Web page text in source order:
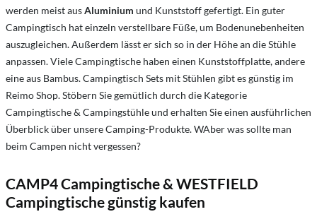
werden meist ausAluminium und Kunststoff gefertigt. Ein guter
Campingtisch hat einzeln verstellbare Füße, um Bodenunebenheiten
auszugleichen. Außerdem lässt er sich so in der Höhe an die Stühle
anpassen. Viele Campingtische haben einen Kunststoffplatte, andere
eine aus Bambus. Campingtisch Sets mit Stühlen gibt es günstig im
Reimo Shop. Stöbern Sie gemütlich durch die Kategorie
Campingtische & Campingstühle und erhalten Sie einen ausführlichen
Überblick über unsere Camping-Produkte.WAber was sollte man
beim Campen nicht vergessen?
CAMP4 Campingtische & WESTFIELD
Campingtische günstig kaufen